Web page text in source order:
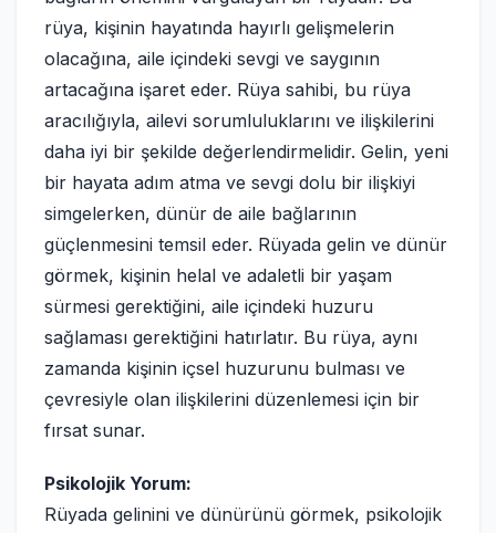
rüya, kişinin hayatında hayırlı gelişmelerin
olacağına, aile içindeki sevgi ve saygının
artacağına işaret eder. Rüya sahibi, bu rüya
aracılığıyla, ailevi sorumluluklarını ve ilişkilerini
daha iyi bir şekilde değerlendirmelidir. Gelin, yeni
bir hayata adım atma ve sevgi dolu bir ilişkiyi
simgelerken, dünür de aile bağlarının
güçlenmesini temsil eder. Rüyada gelin ve dünür
görmek, kişinin helal ve adaletli bir yaşam
sürmesi gerektiğini, aile içindeki huzuru
sağlaması gerektiğini hatırlatır. Bu rüya, aynı
zamanda kişinin içsel huzurunu bulması ve
çevresiyle olan ilişkilerini düzenlemesi için bir
fırsat sunar.
Psikolojik Yorum:
Rüyada gelinini ve dünürünü görmek, psikolojik